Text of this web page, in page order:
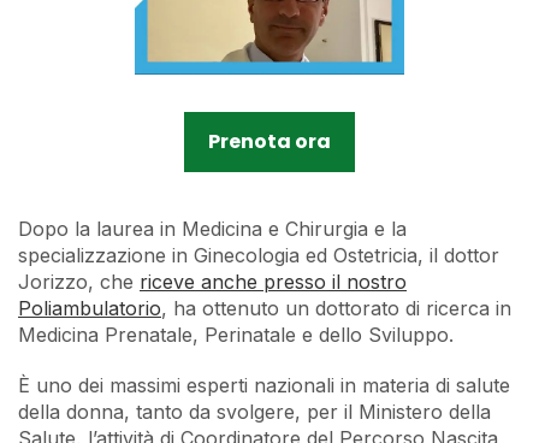
Prenota ora
Dopo la laurea in Medicina e Chirurgia e la
specializzazione in Ginecologia ed Ostetricia, il dottor
Jorizzo, che riceve anche presso il nostro
Poliambulatorio, ha ottenuto un dottorato di ricerca in
Medicina Prenatale, Perinatale e dello Sviluppo.
È uno dei massimi esperti nazionali in materia di salute
della donna, tanto da svolgere, per il Ministero della
Salute, l’attività di Coordinatore del Percorso Nascita